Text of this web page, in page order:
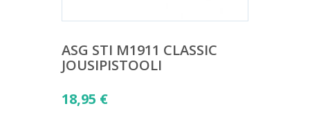
ASG STI M1911 CLASSIC
JOUSIPISTOOLI
18,95 €